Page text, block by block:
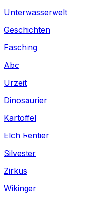
Unterwasserwelt
Geschichten
Fasching
Abc
Urzeit
Dinosaurier
Kartoffel
Elch Rentier
Silvester
Zirkus
Wikinger